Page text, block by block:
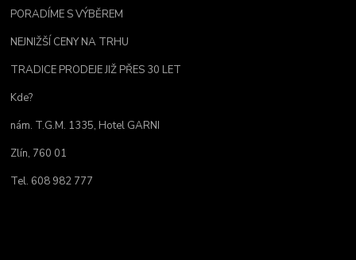
PORADÍME S VÝBĚREM
NEJNIŽŠÍ CENY NA TRHU
TRADICE PRODEJE JIŽ PŘES 30 LET
Kde?
nám. T.G.M. 1335, Hotel GARNI
Zlín, 760 01
Tel. 608 982 777